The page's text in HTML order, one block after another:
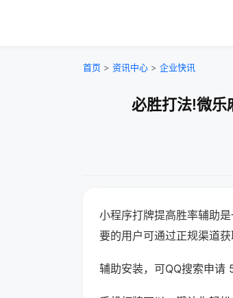
首页 > 资讯中心 > 企业快讯
必胜打法!微乐
小程序打牌提高胜率辅助
要的用户可通过正规渠道获
辅助安装，可QQ搜索申